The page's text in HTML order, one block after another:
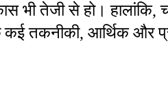
भी तेजी से हो। हालांकि,
कई तकनीकी, आर्थिक और